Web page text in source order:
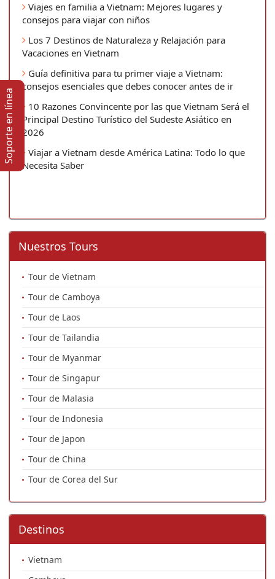
Viajes en familia a Vietnam: Mejores lugares y
consejos para viajar con niños
Los 7 Destinos de Naturaleza y Relajación para
Vacaciones en Vietnam
Guía definitiva para tu primer viaje a Vietnam:
consejos esenciales que debes conocer antes de ir
10 Razones Convincente por las que Vietnam Será el
Principal Destino Turístico del Sudeste Asiático en
2026
Viajar a Vietnam desde América Latina: Todo lo que
Necesita Saber
Nuestros Tours
Tour de Vietnam
Tour de Camboya
Tour de Laos
Tour de Tailandia
Tour de Myanmar
Tour de Singapur
Tour de Malasia
Tour de Indonesia
Tour de Japon
Tour de China
Tour de Corea del Sur
Destinos
Vietnam
Soporte en lí­nea